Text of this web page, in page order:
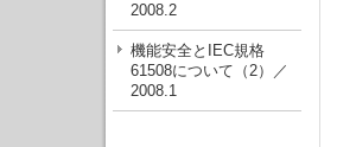
2008.2
機能安全とIEC規格
61508について（2）／
2008.1